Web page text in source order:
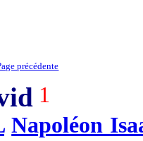
précédente
1
Napoléon